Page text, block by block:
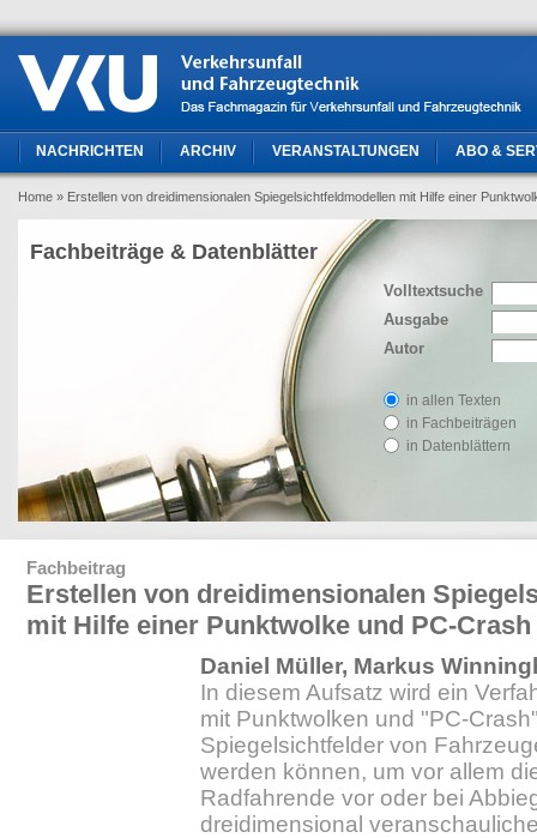
NACHRICHTEN ARCHIV VERANSTALTUNGEN ABO &
Home » Erstellen von dreidimensionalen Spiegelsichtfeldmodellen mit Hilfe einer
Volltextsuche
Ausgabe
Autor
in allen Texten
in Fachbeiträgen
in Datenblättern
Fachbeiträge & Datenblätter
Fachbeitrag
Erstellen von dreidimensionalen
mit Hilfe einer Punktwolke und PC-Crash
Daniel Müller, Markus
In diesem Aufsatz wird ein
mit Punktwolken und "PC-
Spiegelsichtfelder von
werden können, um vor allem
Radfahrende vor oder bei
dreidimensional